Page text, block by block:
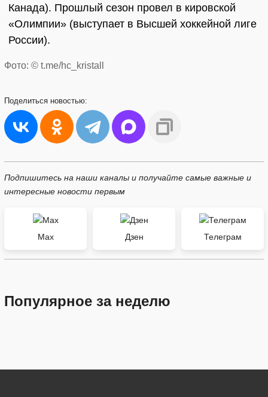
Канада). Прошлый сезон провел в кировской
«Олимпии» (выступает в Высшей хоккейной лиге
России).
Фото: © t.me/hc_kristall
Поделиться новостью:
Подпишитесь на наши каналы и получайте самые важные и
интересные новости первым
Max Дзен Телеграм
Популярное за неделю